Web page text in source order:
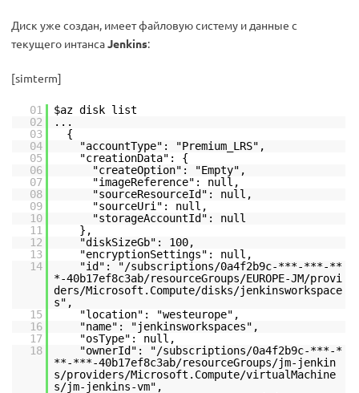
Диск уже создан, имеет файловую систему и данные с
текущего интансаJenkins:
[simterm]
01
$az disk list
02
...
03
{
04
"accountType": "Premium_LRS",
05
"creationData": {
06
"createOption": "Empty",
07
"imageReference": null,
08
"sourceResourceId": null,
09
"sourceUri": null,
10
"storageAccountId": null
11
},
12
"diskSizeGb": 100,
13
"encryptionSettings": null,
14
"id": "/subscriptions/0a4f2b9c-***-***-**
*-40b17ef8c3ab/resourceGroups/EUROPE-JM/provi
ders/Microsoft.Compute/disks/jenkinsworkspace
s",
15
"location": "westeurope",
16
"name": "jenkinsworkspaces",
17
"osType": null,
18
"ownerId": "/subscriptions/0a4f2b9c-***-*
**-***-40b17ef8c3ab/resourceGroups/jm-jenkin
s/providers/Microsoft.Compute/virtualMachine
s/jm-jenkins-vm",